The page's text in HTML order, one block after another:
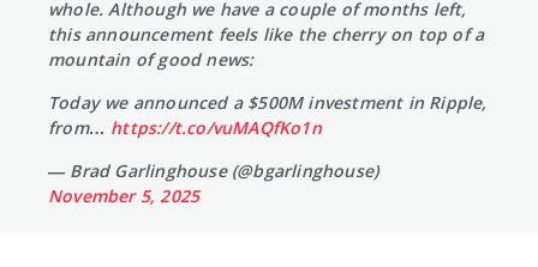
whole. Although we have a couple of months left,
this announcement feels like the cherry on top of a
mountain of good news:
Today we announced a $500M investment in Ripple,
from… https://t.co/vuMAQfKo1n
— Brad Garlinghouse (@bgarlinghouse)
November 5, 2025